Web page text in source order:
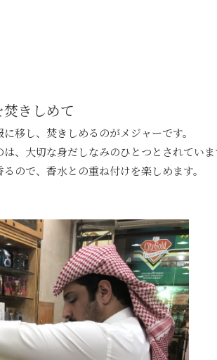
きしめて
移し、焚きしめるのがメジャーです。
、大切な身だしなみのひとつとされていま
ので、香水との重ね付けを楽しめます。